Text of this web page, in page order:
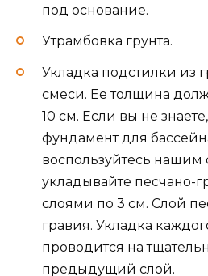
под основание.
Утрамбовка грунта.
Укладка подстилки из
смеси. Ее толщина
10 см. Если вы не
фундамент для
воспользуйтесь нашим
укладывайте песчано-
слоями по 3 см. Слой
гравия. Укладка
проводится на
предыдущий слой.